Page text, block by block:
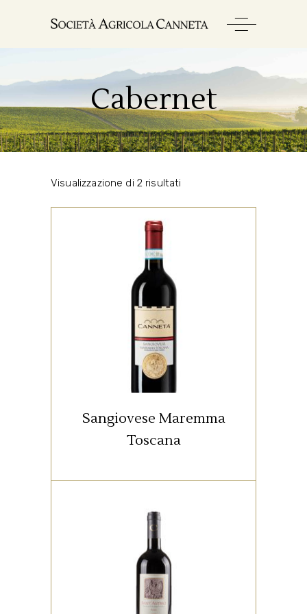
Cabernet
Visualizzazione di 2 risultati
,ROSSO
Il nostro Sangiovese Maremma
Toscana nasce a Cinigiano a
300 metri di altitudine. Vino
robusto e complesso, matura in
botti di rovere e si affina in
bottiglia.
Sangiovese Maremma
Toscana
,ROSSO
Il territorio di produzione del
nostro vino Sant’Antimo DOC
corrisponde all’area Podere